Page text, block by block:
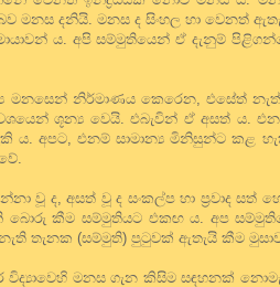
මනස දනියි. මනස ද සිංහල හා වෙනත්
ය. අපි සම්මුතියෙන් ඒ දැනුම්
මනසෙන් නිර්මාණය කෙරෙන, එසේත්
ශූන්‍ය වෙයි. එබැවින් ඒ අසත් ය.
අපට, එනම් සාමාන්‍ය මිනිසුන්ට කළ
වූ ද, අසත් වූ ද සංකල්ප හා ප්‍රවාද
බොරු කීම සම්මුතියට එකඟ ය. අප
තැනක (සම්මුති) පුටුවක් ඇතැයි කීම
මනස ගැන කිසිම සඳහනක්